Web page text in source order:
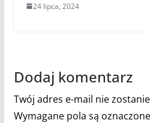
24 lipca, 2024
Dodaj komentarz
Twój adres e-mail nie
Wymagane pola są oznaczone